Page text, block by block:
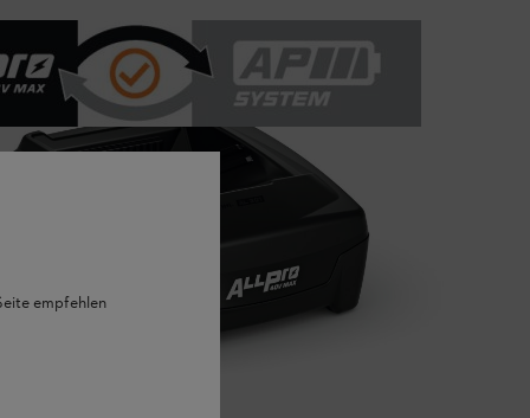
empfehlen